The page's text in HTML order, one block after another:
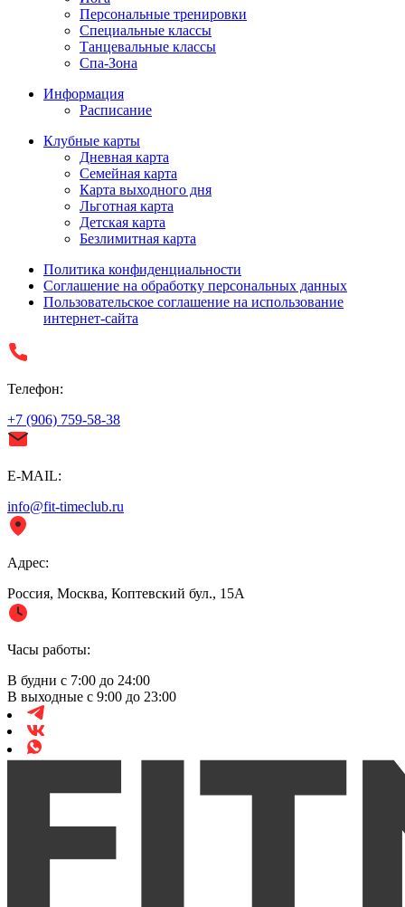
Персональные тренировки
Специальные классы
Танцевальные классы
Спа-Зона
Информация
Расписание
Клубные карты
Дневная карта
Семейная карта
Карта выходного дня
Льготная карта
Детская карта
Безлимитная карта
Политика конфиденциальности
Соглашение на обработку персональных данных
Пользовательское соглашение на использование
интернет-сайта
Телефон:
+7 (906) 759-58-38
E-MAIL:
info@fit-timeclub.ru
Адрес:
Россия, Москва, Коптевский бул., 15А
Часы работы:
В будни с 7:00 до 24:00
В выходные с 9:00 до 23:00